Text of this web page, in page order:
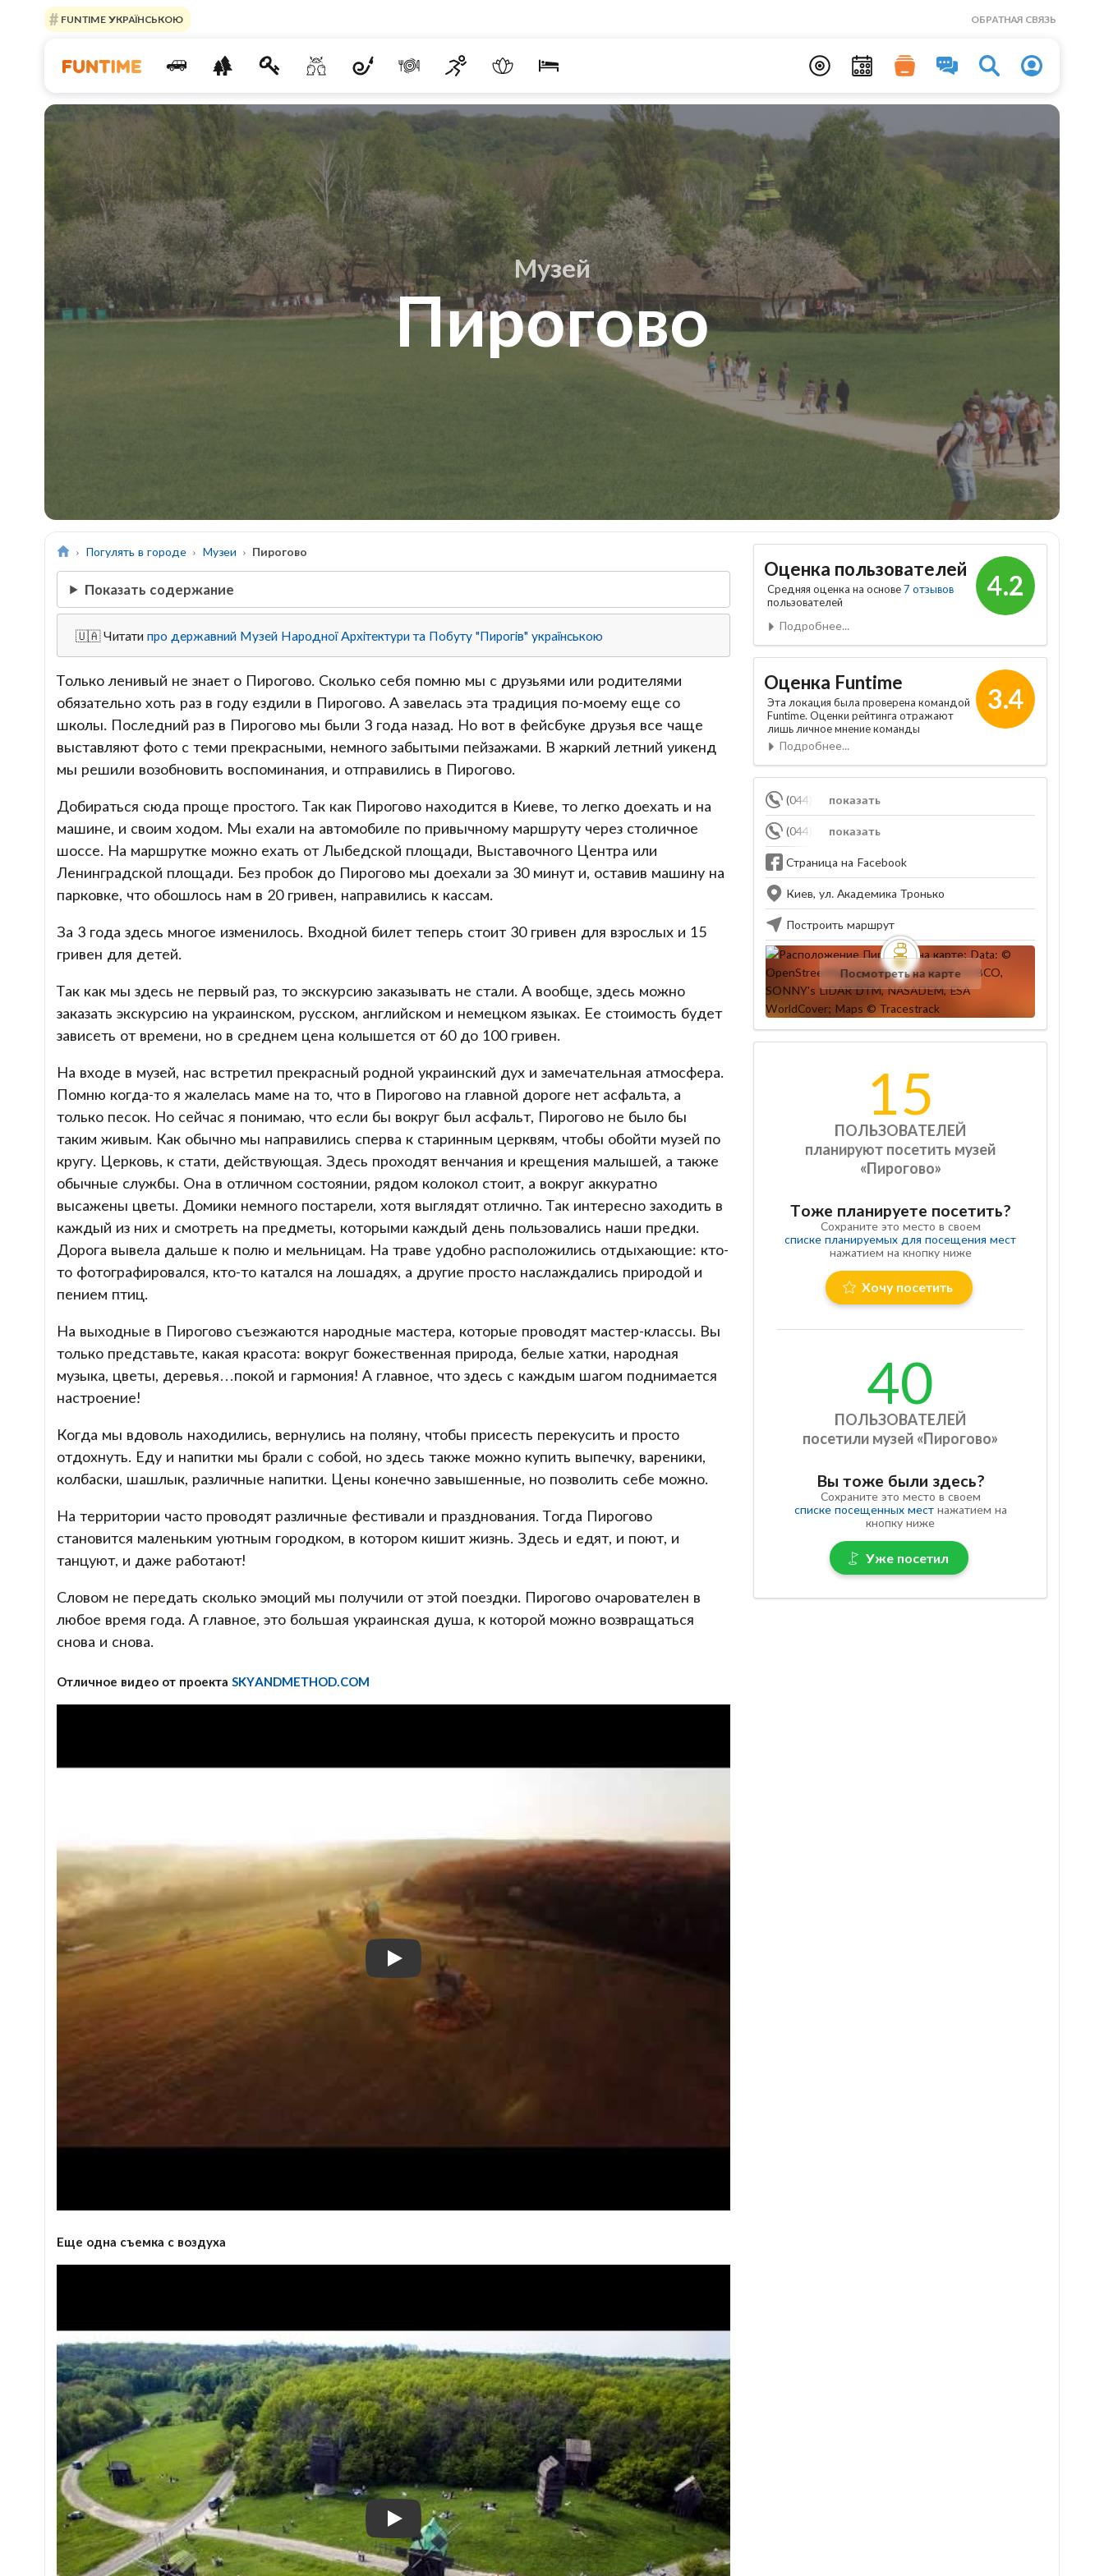
FUNTIME УКРАЇНСЬКОЮ ОБРАТНАЯ СВЯЗЬ
Музей
Пирогово
Погулять в городе Музеи Пирогово
Показать содержание
🇺🇦 Читати про державний Музей Народної Архітектури та Побуту "Пирогів" українською
Только ленивый не знает о Пирогово. Сколько себя помню мы с друзьями или родителями
обязательно хоть раз в году ездили в Пирогово. А завелась эта традиция по-моему еще со
школы. Последний раз в Пирогово мы были 3 года назад. Но вот в фейсбуке друзья все чаще
выставляют фото с теми прекрасными, немного забытыми пейзажами. В жаркий летний уикенд
мы решили возобновить воспоминания, и отправились в Пирогово.
Добираться сюда проще простого. Так как Пирогово находится в Киеве, то легко доехать и на
машине, и своим ходом. Мы ехали на автомобиле по привычному маршруту через столичное
шоссе. На маршрутке можно ехать от Лыбедской площади, Выставочного Центра или
Ленинградской площади. Без пробок до Пирогово мы доехали за 30 минут и, оставив машину на
парковке, что обошлось нам в 20 гривен, направились к кассам.
За 3 года здесь многое изменилось. Входной билет теперь стоит 30 гривен для взрослых и 15
гривен для детей.
Так как мы здесь не первый раз, то экскурсию заказывать не стали. А вообще, здесь можно
заказать экскурсию на украинском, русском, английском и немецком языках. Ее стоимость будет
зависеть от времени, но в среднем цена колышется от 60 до 100 гривен.
На входе в музей, нас встретил прекрасный родной украинский дух и замечательная атмосфера.
Помню когда-то я жалелась маме на то, что в Пирогово на главной дороге нет асфальта, а
только песок. Но сейчас я понимаю, что если бы вокруг был асфальт, Пирогово не было бы
таким живым. Как обычно мы направились сперва к старинным церквям, чтобы обойти музей по
кругу. Церковь, к стати, действующая. Здесь проходят венчания и крещения малышей, а также
обычные службы. Она в отличном состоянии, рядом колокол стоит, а вокруг аккуратно
высажены цветы. Домики немного постарели, хотя выглядят отлично. Так интересно заходить в
каждый из них и смотреть на предметы, которыми каждый день пользовались наши предки.
Дорога вывела дальше к полю и мельницам. На траве удобно расположились отдыхающие: кто-
то фотографировался, кто-то катался на лошадях, а другие просто наслаждались природой и
пением птиц.
На выходные в Пирогово съезжаются народные мастера, которые проводят мастер-классы. Вы
только представьте, какая красота: вокруг божественная природа, белые хатки, народная
музыка, цветы, деревья…покой и гармония! А главное, что здесь с каждым шагом поднимается
настроение!
Когда мы вдоволь находились, вернулись на поляну, чтобы присесть перекусить и просто
отдохнуть. Еду и напитки мы брали с собой, но здесь также можно купить выпечку, вареники,
колбаски, шашлык, различные напитки. Цены конечно завышенные, но позволить себе можно.
На территории часто проводят различные фестивали и празднования. Тогда Пирогово
становится маленьким уютным городком, в котором кишит жизнь. Здесь и едят, и поют, и
танцуют, и даже работают!
Словом не передать сколько эмоций мы получили от этой поездки. Пирогово очарователен в
любое время года. А главное, это большая украинская душа, к которой можно возвращаться
снова и снова.
Отличное видео от проекта SKYANDMETHOD.COM
Еще одна съемка с воздуха
4.2
Оценка пользователей
Средняя оценка на основе7 отзывов
пользователей
Подробнее...
3.4
Оценка Funtime
Эта локация была проверена командой
Funtime. Оценки рейтинга отражают
лишь личное мнение команды
Подробнее...
показать
(044) 526-25-27
показать
(044) 526-24-16
Страница на Facebook
Киев, ул. Академика Тронько
Построить маршрут
Посмотреть на карте
15
ПОЛЬЗОВАТЕЛЕЙ
планируют посетить музей
«Пирогово»
Тоже планируете посетить?
Сохраните это место в своем
списке планируемых для посещения мест
нажатием на кнопку ниже
Хочу посетить
40
ПОЛЬЗОВАТЕЛЕЙ
посетили музей «Пирогово»
Вы тоже были здесь?
Сохраните это место в своем
списке посещенных местнажатием на
кнопку ниже
Уже посетил